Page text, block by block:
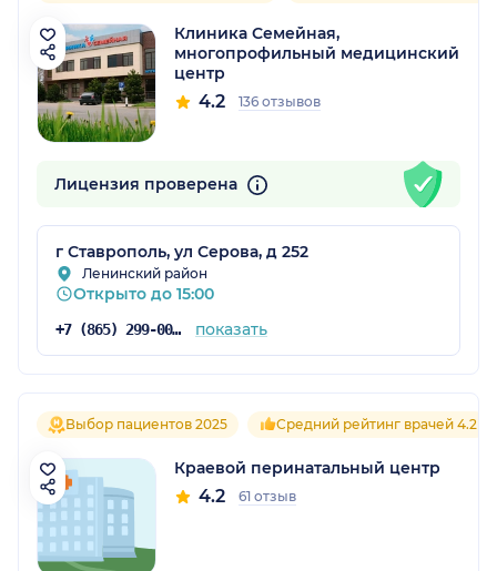
Клиника Семейная,
многопрофильный медицинский
центр
4.2 136 отзывов
Лицензия проверена
г Ставрополь, ул Серова, д 252
Ленинский район
Открыто до 15:00
+7 (865) 299-00-95 показать
Выбор пациентов 2025 Средний рейтинг врачей 4.2
Краевой перинатальный центр
4.2 61 отзыв